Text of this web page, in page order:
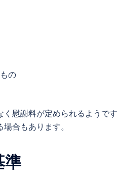
の
慰謝料が定められるようです
合もあります。
準